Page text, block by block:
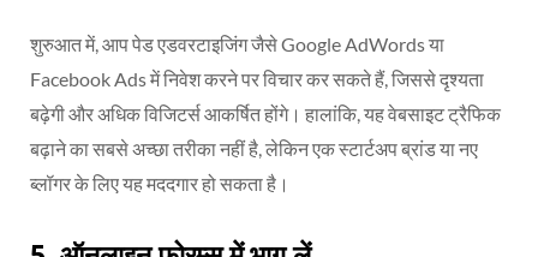
शुरुआत में, आप पेड एडवरटाइजिंग जैसे Google AdWords या
Facebook Ads में निवेश करने पर विचार कर सकते हैं, जिससे दृश्यता
बढ़ेगी और अधिक विजिटर्स आकर्षित होंगे। हालांकि, यह वेबसाइट ट्रैफिक
बढ़ाने का सबसे अच्छा तरीका नहीं है, लेकिन एक स्टार्टअप ब्रांड या नए
ब्लॉगर के लिए यह मददगार हो सकता है।